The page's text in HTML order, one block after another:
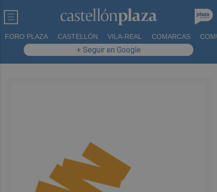
FORO PLAZA CASTELLÓN VILA-REAL COMARCAS
+ Seguir en Google